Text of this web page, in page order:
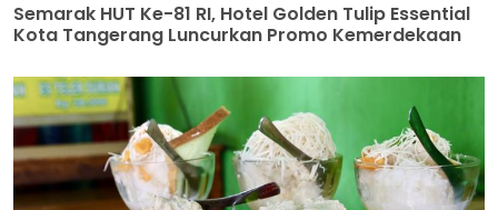
Semarak HUT Ke-81 RI, Hotel Golden Tulip Essential
Kota Tangerang Luncurkan Promo Kemerdekaan